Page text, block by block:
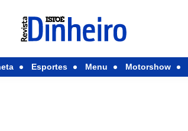
Esportes Menu Motorshow